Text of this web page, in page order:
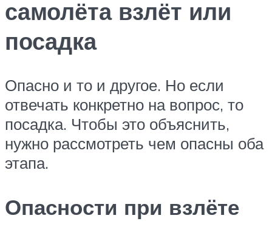
самолёта взлёт или
посадка
Опасно и то и другое. Но если
отвечать конкретно на вопрос, то
посадка. Чтобы это объяснить,
нужно рассмотреть чем опасны оба
этапа.
Опасности при взлёте